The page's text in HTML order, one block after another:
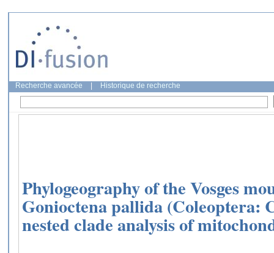
Recherche avancée Historique de recherche
Phylogeography of the Vosges
Gonioctena pallida (Coleoptera:
nested clade analysis of